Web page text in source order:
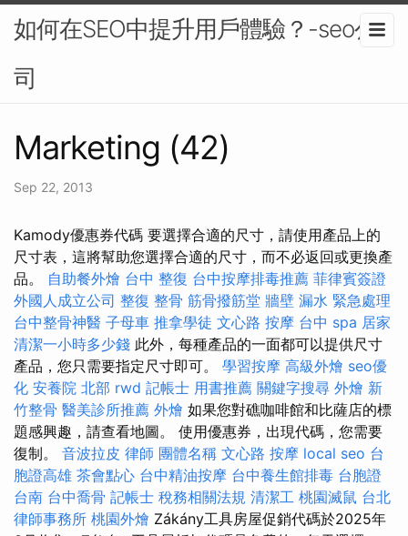
如何在SEO中提升用戶體驗？-seo公
司
Marketing (42)
Sep 22, 2013
Kamody優惠券代碼 要選擇合適的尺寸，請使用產品上的
尺寸表，這將幫助您選擇合適的尺寸，而不必返回或更換產
品。 自助餐外燴 台中 整復 台中按摩排毒推薦 菲律賓簽證
外國人成立公司 整復 整骨 筋骨撥筋堂 牆壁 漏水 緊急處理
台中整骨神醫 子母車 推拿學徒 文心路 按摩 台中 spa 居家
清潔一小時多少錢 此外，每種產品的一面都可以提供尺寸
產品，您只需要指定尺寸即可。 學習按摩 高級外燴 seo優
化 安養院 北部 rwd 記帳士 用書推薦 關鍵字搜尋 外燴 新
竹整骨 醫美診所推薦 外燴 如果您對礁咖啡館和比薩店的標
題感興趣，請查看地圖。 使用優惠券，出現代碼，您需要
復制。 音波拉皮 律師 團體名稱 文心路 按摩 local seo 台
胞證高雄 茶會點心 台中精油按摩 台中養生館排毒 台胞證
台南 台中喬骨 記帳士 稅務相關法規 清潔工 桃園滅鼠 台北
律師事務所 桃園外燴 Zákány工具房屋促銷代碼於2025年